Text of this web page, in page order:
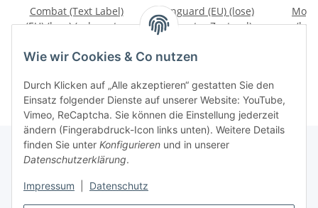
Wie wir Cookies & Co nutzen
Durch Klicken auf „Alle akzeptieren“ gestatten Sie den
Einsatz folgender Dienste auf unserer Website: YouTube,
Vimeo, ReCaptcha. Sie können die Einstellung jederzeit
ändern (Fingerabdruck-Icon links unten). Weitere Details
finden Sie unter Konfigurieren und in unserer
Datenschutzerklärung.
Impressum Datenschutz
Combat (Text Label)
(EU) (lose) (sehr guter
Vanguard (EU) (lose)
(sehr guter Zustand) -